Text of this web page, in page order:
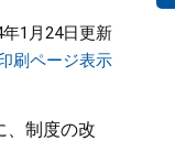
1月24日更新
刷ページ表示
、制度の改